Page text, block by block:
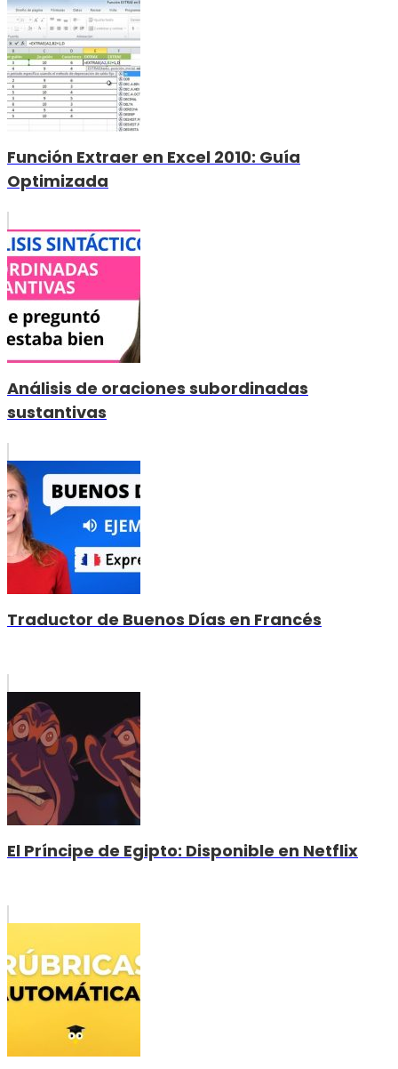
Función Extraer en Excel 2010: Guía
Optimizada
Análisis de oraciones subordinadas
sustantivas
Traductor de Buenos Días en Francés
El Príncipe de Egipto: Disponible en Netflix